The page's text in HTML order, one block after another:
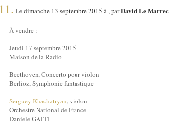
11. Le dimanche 13 septembre 2015 à , parDavid Le Marrec
À vendre :
Jeudi 17 septembre 2015
Maison de la Radio
Beethoven, Concerto pour violon
Berlioz, Symphonie fantastique
Serguey Khachatryan, violon
Orchestre National de France
Daniele GATTI